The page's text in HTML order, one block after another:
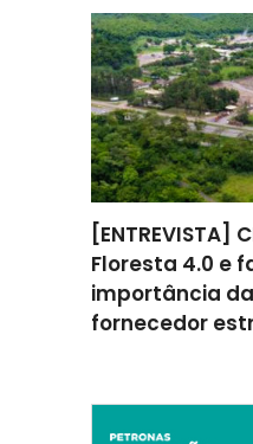
[ENTREVISTA]
Floresta 4.0 e
importância da
fornecedor